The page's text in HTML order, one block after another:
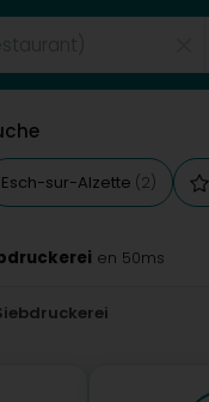
Esch-sur-Alzette (2)
en 50ms